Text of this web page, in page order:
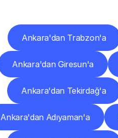
Ankara'dan Trabzon'a
Ankara'dan Giresun'a
Ankara'dan Tekirdağ'a
Ankara'dan Adıyaman'a